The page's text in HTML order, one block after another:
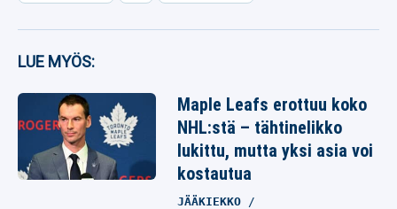
LUE MYÖS:
Maple Leafs erottuu koko
NHL:stä – tähtinelikko
lukittu, mutta yksi asia voi
kostautua
JÄÄKIEKKO